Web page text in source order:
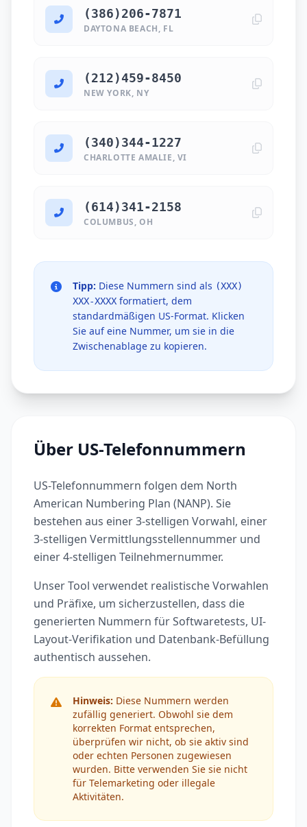
(386)206-7871
DAYTONA BEACH, FL
(212)459-8450
NEW YORK, NY
(340)344-1227
CHARLOTTE AMALIE, VI
(614)341-2158
COLUMBUS, OH
Tipp: Diese Nummern sind als (XXX)
XXX-XXXX formatiert, dem
standardmäßigen US-Format. Klicken
Sie auf eine Nummer, um sie in die
Zwischenablage zu kopieren.
Über US-Telefonnummern
US-Telefonnummern folgen dem North
American Numbering Plan (NANP). Sie
bestehen aus einer 3-stelligen Vorwahl, einer
3-stelligen Vermittlungsstellennummer und
einer 4-stelligen Teilnehmernummer.
Unser Tool verwendet realistische Vorwahlen
und Präfixe, um sicherzustellen, dass die
generierten Nummern für Softwaretests, UI-
Layout-Verifikation und Datenbank-Befüllung
authentisch aussehen.
Hinweis: Diese Nummern werden
zufällig generiert. Obwohl sie dem
korrekten Format entsprechen,
überprüfen wir nicht, ob sie aktiv sind
oder echten Personen zugewiesen
wurden. Bitte verwenden Sie sie nicht
für Telemarketing oder illegale
Aktivitäten.